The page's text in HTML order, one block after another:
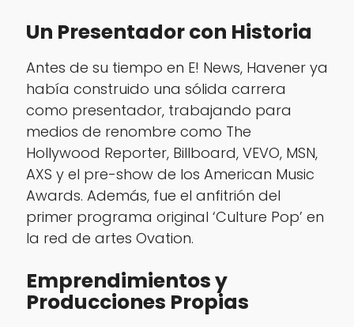
Un Presentador con Historia
Antes de su tiempo en E! News, Havener ya
había construido una sólida carrera
como presentador, trabajando para
medios de renombre como The
Hollywood Reporter, Billboard, VEVO, MSN,
AXS y el pre-show de los American Music
Awards. Además, fue el anfitrión del
primer programa original ‘Culture Pop’ en
la red de artes Ovation.
Emprendimientos y
Producciones Propias